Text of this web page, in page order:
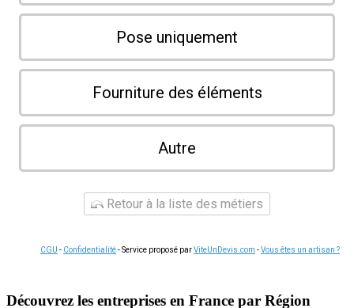
Pose uniquement
Fourniture des éléments
Autre
Retour à la liste des métiers
CGU - Confidentialité- Service proposé parViteUnDevis.com -Vous êtes un artisan ?
Découvrez les entreprises en France par Région